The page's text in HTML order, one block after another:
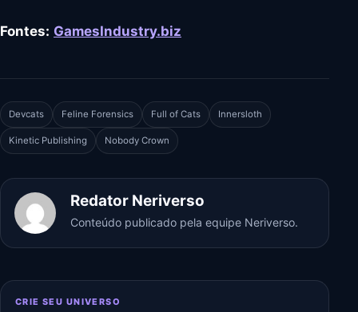
Fontes: GamesIndustry.biz
Devcats Feline Forensics Full of Cats Innersloth
Kinetic Publishing Nobody Crown
Redator Neriverso
Conteúdo publicado pela equipe Neriverso.
CRIE SEU UNIVERSO